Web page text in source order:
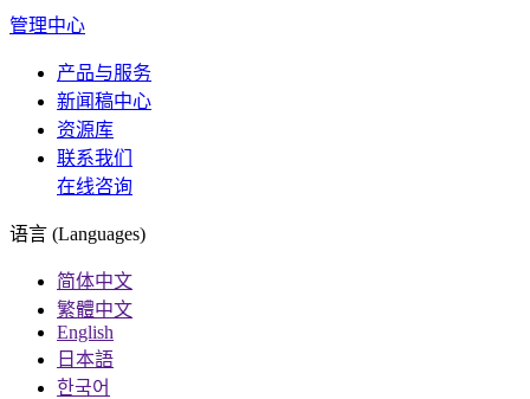
管理中心
产品与服务
新闻稿中心
资源库
联系我们
在线咨询
语言 (Languages)
简体中文
繁體中文
English
日本語
한국어